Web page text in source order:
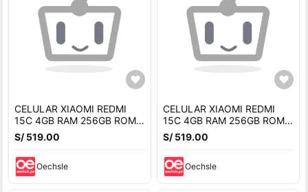
CELULAR XIAOMI REDMI
15C 4GB RAM 256GB ROM -
NEGRO OCASO
S/ 519.00
Oechsle
CELULAR XIAOMI REDMI
15C 4GB RAM 256GB ROM -
NEGRO OCASO
S/ 519.00
Oechsle